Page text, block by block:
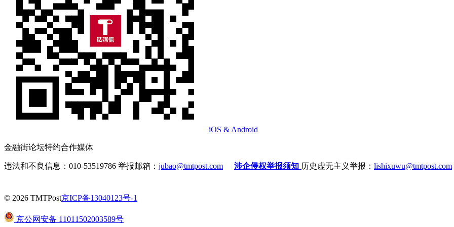
iOS & Android
金融街论坛特约合作媒体
违法和不良信息：010-53519786 举报邮箱： jubao@tmtpost.com 涉企侵权举报须知 历史虚无主义举报： lishixuwu@tmtpost.com
© 2026 TMTPost京ICP备13040123号-1
京公网安备 11011502003589号